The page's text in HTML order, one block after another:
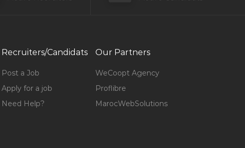
Recruiters/Candidats
Post a Job
Apply for a job
Need Help?
Our Partners
WeCoopt Agency
Proflibre
MarocWebSolutions